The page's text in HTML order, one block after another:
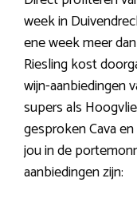
week in
ene week meer
Riesling kost
wijn-aanbiedingen
supers als
gesproken Cava
jou in de
aanbiedingen zijn: